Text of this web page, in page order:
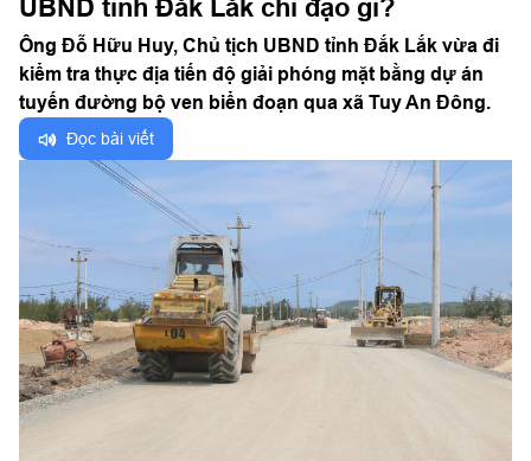
UBND tỉnh Đắk Lắk chỉ đạo gì?
Ông Đỗ Hữu Huy, Chủ tịch UBND tỉnh Đắk Lắk vừa đi
kiểm tra thực địa tiến độ giải phóng mặt bằng dự án
tuyến đường bộ ven biển đoạn qua xã Tuy An Đông.
Đọc bài viết